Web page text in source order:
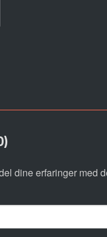
dine erfaringer med